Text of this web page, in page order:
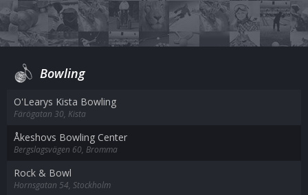
Bowling
O'Learys Kista Bowling
Färögatan 30, Kista
Åkeshovs Bowling Center
Bergslagsvägen 60, Bromma
Rock & Bowl
Hornsgatan 54, Stockholm